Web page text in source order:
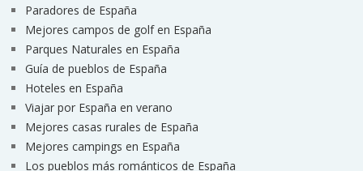
Paradores de España
Mejores campos de golf en España
Parques Naturales en España
Guía de pueblos de España
Hoteles en España
Viajar por España en verano
Mejores casas rurales de España
Mejores campings en España
Los pueblos más románticos de España